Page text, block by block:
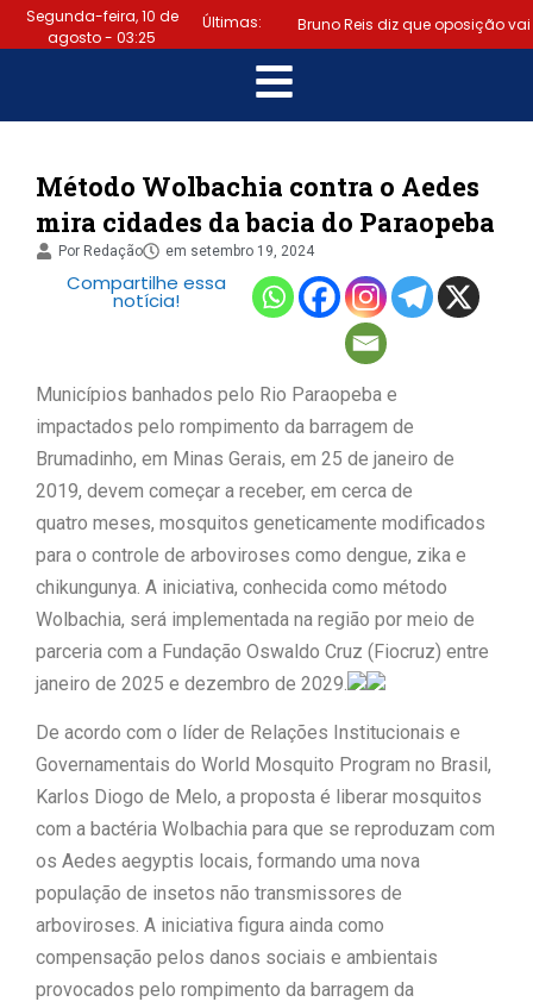
Segunda-feira, 10 de
agosto - 03:25
Últimas: Bruno Reis diz que oposição vai
escolher melhor estratégia para
vencer eleição nacional |
Último dia: prazo para
regularizar situação eleitoral e
emitir título termina hoje (6)
Samuel Júnior luta em prol dos
| Prefeitura de Lauro de Freitas
disponibiliza serviço gratuito de
alertas de emergência para
|
decisão de caminhar com Flávio
Bolsonaro”, diz Junior Marabá
Leandro de Jesus discorda de
Zema sobre fim do Bolsa Família:
“Precisamos dar condições para
as pessoas evoluírem”
Método Wolbachia contra o Aedes
mira cidades da bacia do Paraopeba
Por Redação em setembro 19, 2024
Compartilhe essa
notícia!
Municípios banhados pelo Rio Paraopeba e
impactados pelo rompimento da barragem de
Brumadinho, em Minas Gerais, em 25 de janeiro de
2019, devem começar a receber, em cerca de
quatro meses, mosquitos geneticamente modificados
para o controle de arboviroses como dengue, zika e
chikungunya. A iniciativa, conhecida como método
Wolbachia, será implementada na região por meio de
parceria com a Fundação Oswaldo Cruz (Fiocruz) entre
janeiro de 2025 e dezembro de 2029.
De acordo com o líder de Relações Institucionais e
Governamentais do World Mosquito Program no Brasil,
Karlos Diogo de Melo, a proposta é liberar mosquitos
com a bactéria Wolbachia para que se reproduzam com
os Aedes aegyptis locais, formando uma nova
população de insetos não transmissores de
arboviroses. A iniciativa figura ainda como
compensação pelos danos sociais e ambientais
provocados pelo rompimento da barragem da